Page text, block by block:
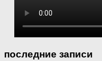
последние записи